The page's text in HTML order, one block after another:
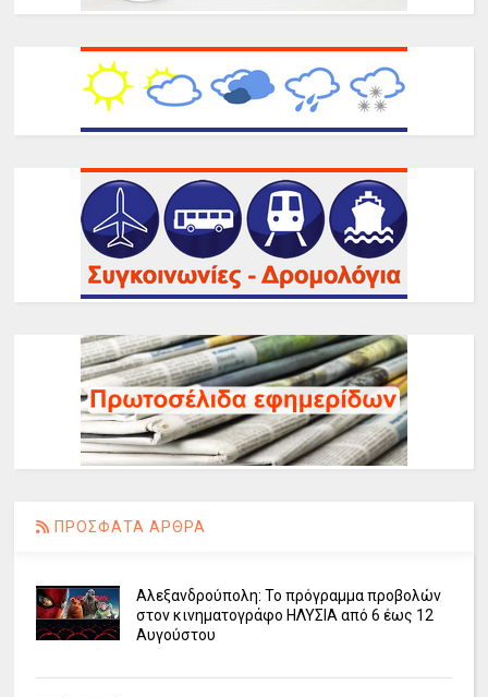
ΠΡΟΣΦΑΤΑ ΑΡΘΡΑ
Αλεξανδρούπολη: Το πρόγραμμα προβολών
στον κινηματογράφο ΗΛΥΣΙΑ από 6 έως 12
Αυγούστου